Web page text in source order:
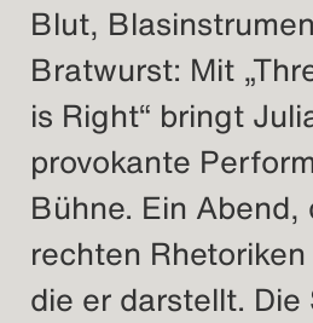
Blut,
Bratwurst: Mit
is Right“ bringt
provokante
Bühne. Ein Abend,
rechten
die er darstellt.